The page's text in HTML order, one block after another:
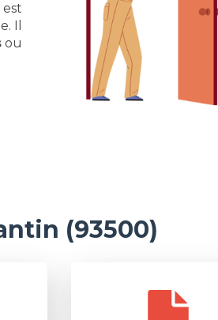
est
Il
ou
(93500)